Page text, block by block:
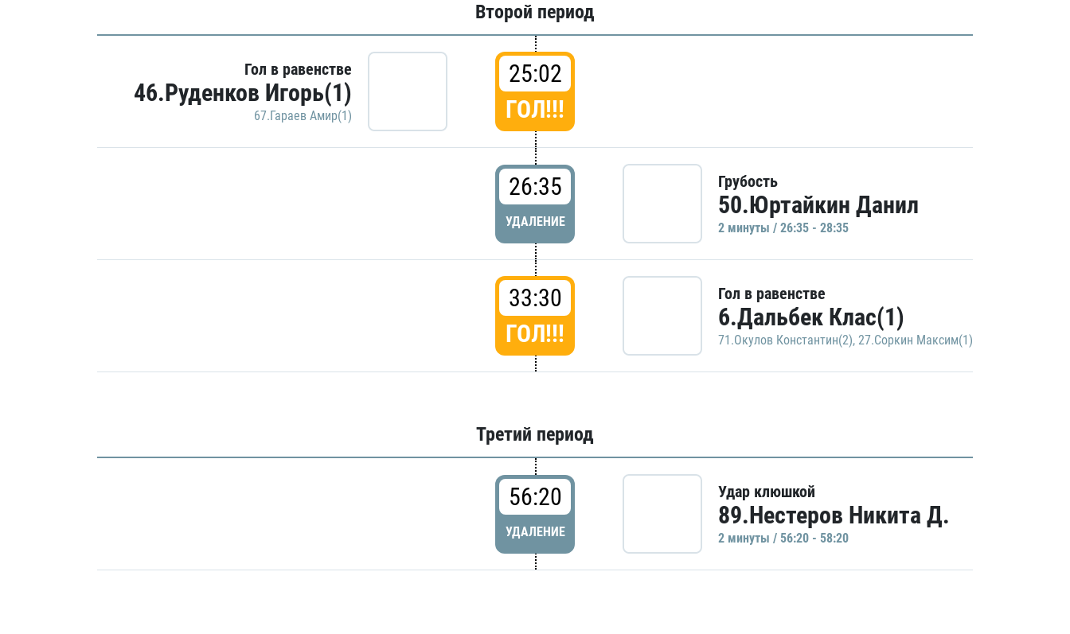
Второй период
Гол в равенстве
46.Руденков Игорь(1)
67.Гараев Амир(1)
25:02
ГОЛ!!!
26:35
УДАЛЕНИЕ
Грубость
50.Юртайкин Данил
2 минуты / 26:35 - 28:35
33:30
ГОЛ!!!
Гол в равенстве
6.Дальбек Клас(1)
71.Окулов Константин(2), 27.Соркин Максим(1)
Третий период
56:20
УДАЛЕНИЕ
Удар клюшкой
89.Нестеров Никита Д.
2 минуты / 56:20 - 58:20